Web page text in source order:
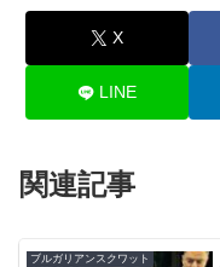
X
LINE
関連記事
ブルガリアンスクワット